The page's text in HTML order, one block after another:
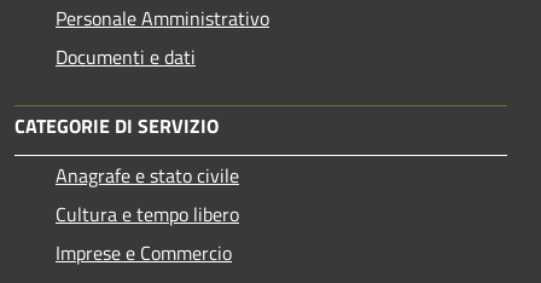
Personale Amministrativo
Documenti e dati
CATEGORIE DI SERVIZIO
Anagrafe e stato civile
Cultura e tempo libero
Imprese e Commercio